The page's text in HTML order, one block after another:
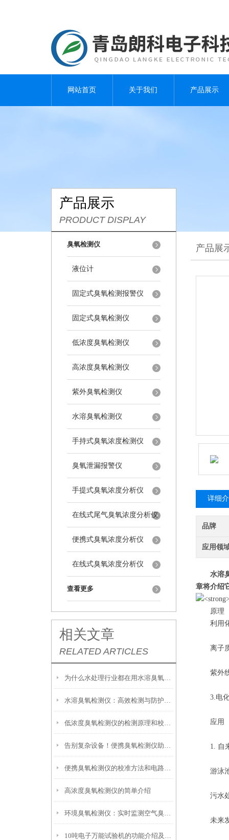
网站首页 关于我们 产品展示
产品展示
PRODUCT DISPLAY
臭氧检测仪
液位计
固定式臭氧检测报警仪
固定式臭氧检测仪
低浓度臭氧检测仪
高浓度臭氧检测仪
紫外臭氧检测仪
水溶臭氧检测仪
手持式臭氧浓度检测仪
臭氧泄漏报警仪
手提式臭氧浓度分析仪
在线式尾气臭氧浓度分析仪
便携式臭氧浓度分析仪
在线式臭氧浓度分析仪
查看更多
相关文章
RELATED ARTICLES
为什么水处理行业都在用水溶臭氧检测仪？关键原因在这里
水溶臭氧检测仪：高效检测与防护的必备仪器
低浓度臭氧检测仪的检测原理和校准方法
告别复杂设备！便携臭氧检测仪助力现场高效检测
便携臭氧检测仪的校准方法和电路原理介绍
高浓度臭氧检测仪的简单介绍
环境臭氧检测仪：实时监测空气臭氧浓度更可靠
10吨电子万能试验机的功能介绍及安装注意事项
产品展
详细
品牌
应用领
水溶
章将介绍
原理
利用化
离子质
紫外线
3.电化
应用
1. 自来
游泳池
污水处
未来发